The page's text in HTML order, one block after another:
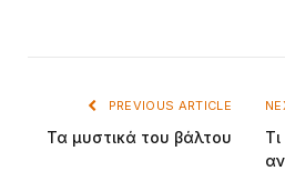
PREVIOUS ARTICLE
Τα μυστικά του βάλτου